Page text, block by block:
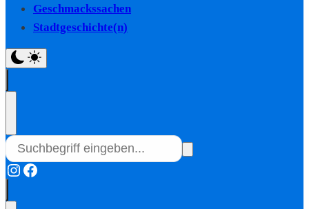
Geschmackssachen
Stadtgeschichte(n)
Instagram
Facebook